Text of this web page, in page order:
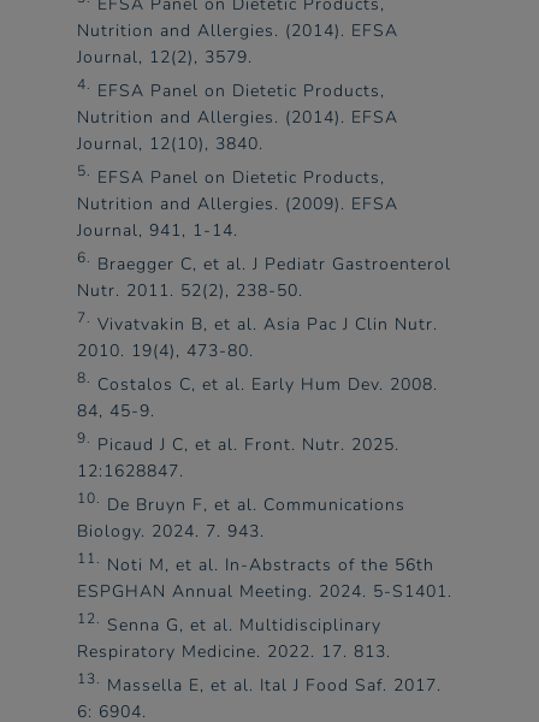
Nutrition and Allergies. (2014). EFSA
Journal, 12(2), 3579.​
4. EFSA Panel on Dietetic Products,
Nutrition and Allergies. (2014). EFSA
Journal, 12(10), 3840.​
5. EFSA Panel on Dietetic Products,
Nutrition and Allergies. (2009). EFSA
Journal, 941, 1-14.​
6. Braegger C, et al. J Pediatr Gastroenterol
Nutr. 2011. 52(2), 238-50.​
7. Vivatvakin B, et al. Asia Pac J Clin Nutr.
2010. 19(4), 473-80.​
8. Costalos C, et al. Early Hum Dev. 2008.
84, 45-9.​
9. Picaud J C, et al. Front. Nutr. 2025.
12:1628847.​
10. De Bruyn F, et al. Communications
Biology. 2024. 7. 943.​
11. Noti M, et al. In-Abstracts of the 56th
ESPGHAN Annual Meeting. 2024. 5-S1401.​
12. Senna G, et al. Multidisciplinary
Respiratory Medicine. 2022. 17. 813.​
13. Massella E, et al. Ital J Food Saf. 2017.
6: 6904.​